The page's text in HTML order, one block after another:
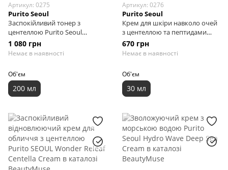
Артикул: 0275
Purito Seoul
Заспокійливий тонер з
центеллою Purito Seoul
Wonder Releaf Centella Toner,
200 мл
1 080 грн
Немає в наявності
Об'єм
200 мл
Артикул: 0276
Purito Seoul
Крем для шкіри навколо очей
з центеллою та пептидами
Purito SEOUL Wonder Releaf
Centella Eye Cream, 30 мл
670 грн
Немає в наявності
Об'єм
30 мл